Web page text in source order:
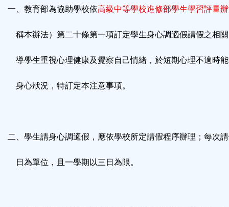
按
一、教育部為協助學校依高級中等學校進修部學生學習評量
稱本辦法）第二十條第一項訂定學生身心調適假請假之相
導學生重視心理健康及覺察自己情緒，於短期心理不適時
身心狀況，特訂定本注意事項。
二、學生請身心調適假，應依學校所定請假程序辦理；每次
日為單位，且一學期以三日為限。